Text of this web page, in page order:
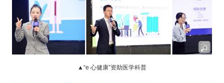
▲“e 心健康”资助医学科普